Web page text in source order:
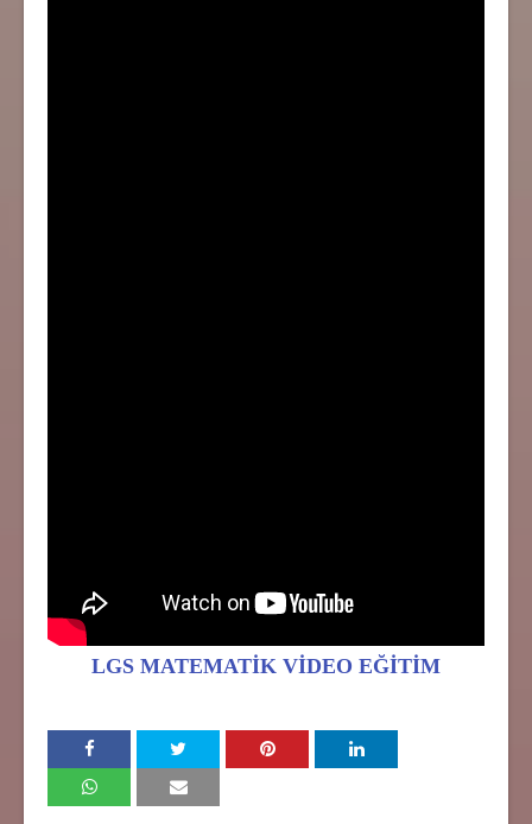
LGS MATEMATİK VİDEO EĞİTİM